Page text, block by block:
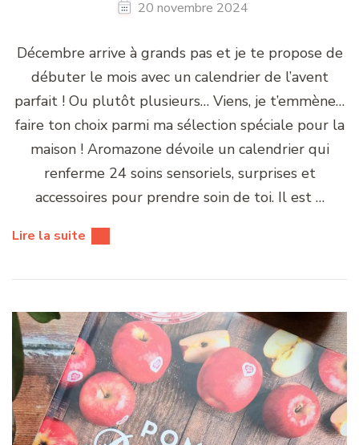
20 novembre 2024
Décembre arrive à grands pas et je te propose de
débuter le mois avec un calendrier de l’avent
parfait ! Ou plutôt plusieurs… Viens, je t’emmène…
faire ton choix parmi ma sélection spéciale pour la
maison ! Aromazone dévoile un calendrier qui
renferme 24 soins sensoriels, surprises et
accessoires pour prendre soin de toi. Il est …
Lire la suite